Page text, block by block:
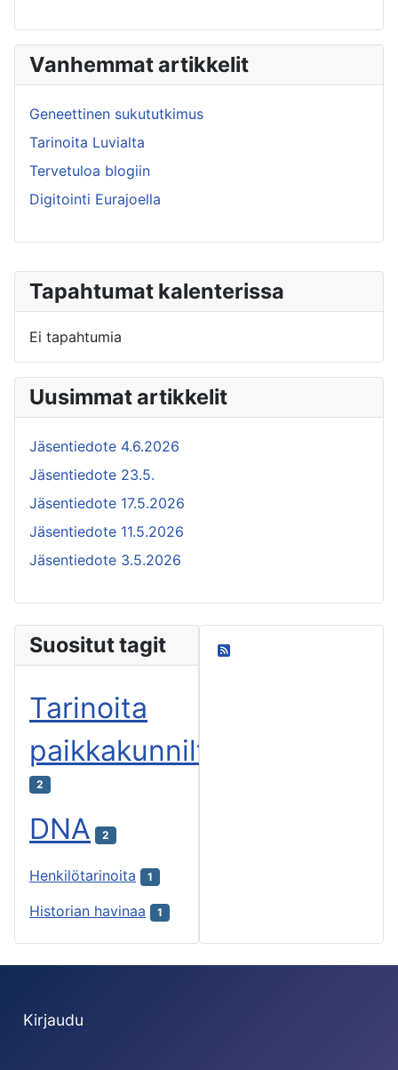
Tapahtumat kalenterissa
Ei tapahtumia
Uusimmat artikkelit
Jäsentiedote 4.6.2026
Jäsentiedote 23.5.
Jäsentiedote 17.5.2026
Jäsentiedote 11.5.2026
Jäsentiedote 3.5.2026
Vanhemmat artikkelit
Geneettinen sukututkimus
Tarinoita Luvialta
Tervetuloa blogiin
Digitointi Eurajoella
Suositut tagit
Tarinoita
paikkakunnilta
2
DNA 2
Henkilötarinoita 1
Historian havinaa 1
Kirjaudu